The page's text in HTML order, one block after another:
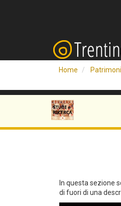
Home
In questa sezione
di fuori di una